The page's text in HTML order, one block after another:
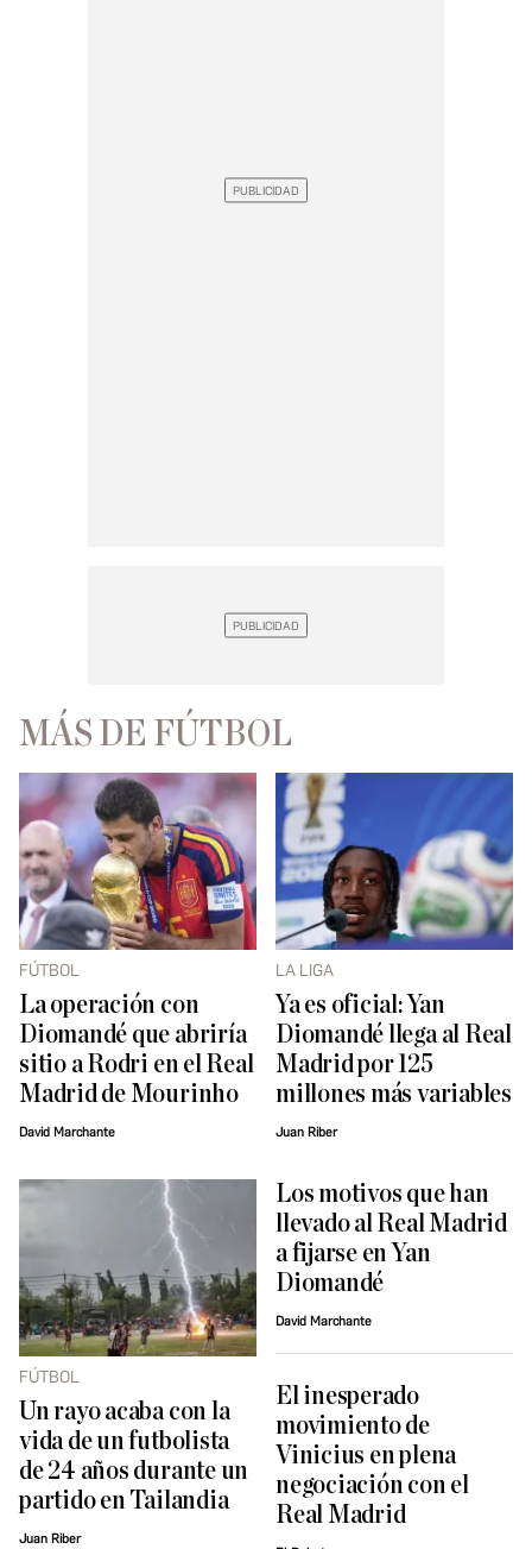
MÁS DE FÚTBOL
FÚTBOL
La operación con
Diomandé que abriría
sitio a Rodri en el Real
Madrid de Mourinho
David Marchante
LA LIGA
Ya es oficial: Yan
Diomandé llega al Real
Madrid por 125
millones más variables
Juan Riber
FÚTBOL
Un rayo acaba con la
vida de un futbolista
de 24 años durante un
partido en Tailandia
Juan Riber
Los motivos que han
llevado al Real Madrid
a fijarse en Yan
Diomandé
David Marchante
El inesperado
movimiento de
Vinicius en plena
negociación con el
Real Madrid